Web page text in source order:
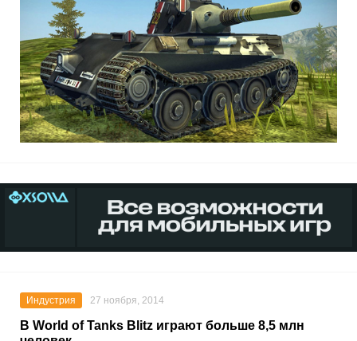
Индустрия 27 ноября, 2014
В World of Tanks Blitz играют больше 8,5 млн